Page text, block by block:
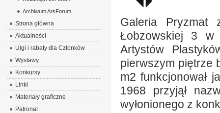
Galeria Pryzmat
Łobzowskiej 3 w
Artystów
pierwszym piętrze
m2 funkcjonował
1968 przyjął
wyłonionego z
Archiwum ArsForum
Strona główna
Aktualności
Ulgi i rabaty dla Członków
Wystawy
Konkursy
Linki
Materiały graficzne
Patronat